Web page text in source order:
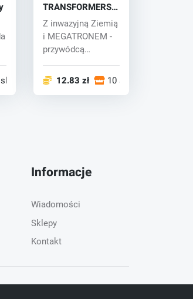
TRANSFORMERS:
BATTLEGROUNDS
(PC) key
Z inwazyjną Ziemią
i MEGATRONEM -
przywódcą
bliskich podboju
12.83 zł 10 sklepy
Informacje
Wiadomości
Sklepy
Kontakt